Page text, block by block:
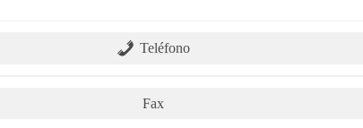
Teléfono
Fax